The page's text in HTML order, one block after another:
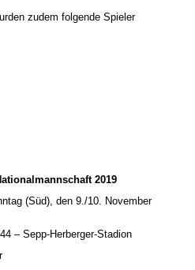
zudem folgende Spieler
2019
(Süd), den 9./10. November
– Sepp-Herberger-Stadion